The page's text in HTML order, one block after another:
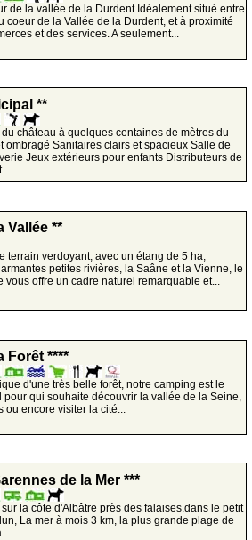
de la vallée de la Durdent Idéalement situé entre
coeur de la Vallée de la Durdent, et à proximité
et des services. A seulement...
**
château à quelques centaines de mètres du
ombragé Sanitaires clairs et spacieux Salle de
Jeux extérieurs pour enfants Distributeurs de
Vallée **
terrain verdoyant, avec un étang de 5 ha,
petites rivières, la Saâne et la Vienne, le
offre un cadre naturel remarquable et...
Forêt ****
d'une très belle forêt, notre camping est le
pour qui souhaite découvrir la vallée de la Seine,
ou encore visiter la cité...
de la Mer ***
la côte d'Albâtre près des falaises.dans le petit
La mer à mois 3 km, la plus grande plage de